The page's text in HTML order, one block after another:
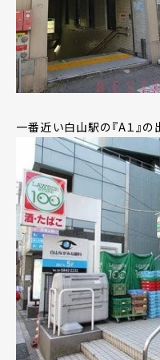
一番近い白山駅の『A１』の